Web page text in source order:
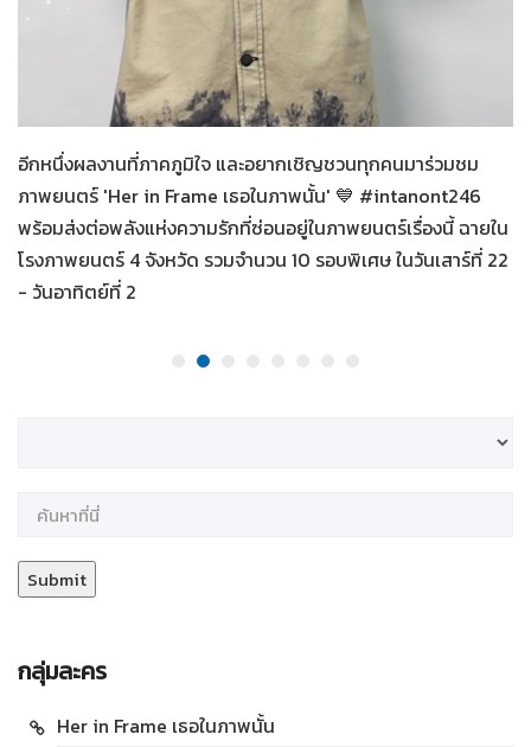
07-08-2569
Her in Frame เธอในภาพนั้น
อีกหนึ่งผลงานที่ภาคภูมิใจ และอยากเชิญชวนทุกคนมาร่วมชม
ภาพยนตร์ 'Her in Frame เธอในภาพนั้น' 💙 #intanont246
พร้อมส่งต่อพลังแห่งความรักที่ซ่อนอยู่ในภาพยนตร์เรื่องนี้ ฉายใน
โรงภาพยนตร์ 4 จังหวัด รวมจำนวน 10 รอบพิเศษ ในวันเสาร์ที่ 22
- วันอาทิตย์ที่ 2
กลุ่มละคร
Her in Frame เธอในภาพนั้น